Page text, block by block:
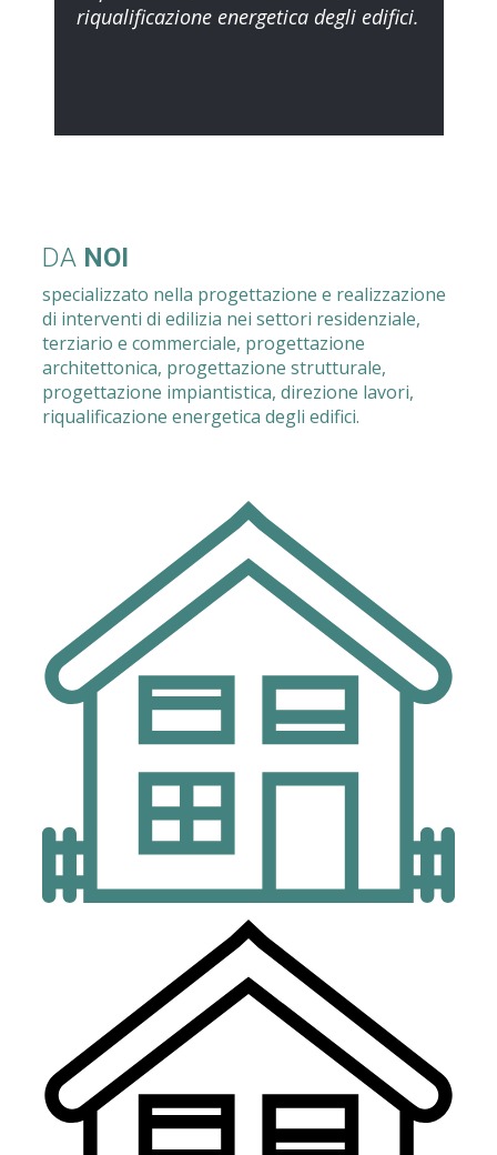
riqualificazione energetica degli edifici.
DA NOI
specializzato nella progettazione e realizzazione
di interventi di edilizia nei settori residenziale,
terziario e commerciale, progettazione
architettonica, progettazione strutturale,
progettazione impiantistica, direzione lavori,
riqualificazione energetica degli edifici.